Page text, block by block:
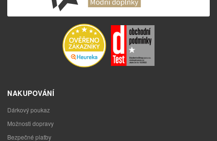
NAKUPOVÁNÍ
Dárkový poukaz
Možnosti dopravy
Bezpečné platby